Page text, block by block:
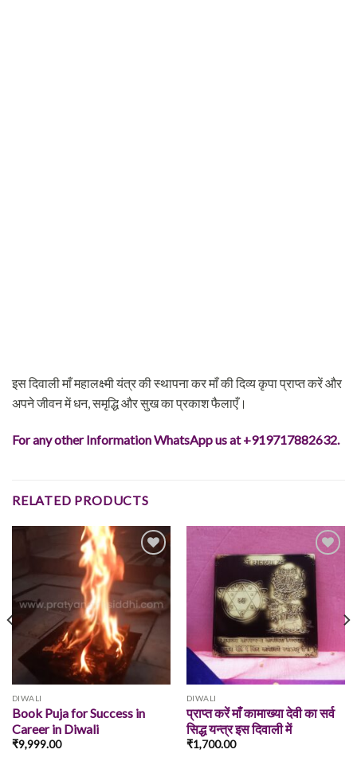
इस दिवाली माँ महालक्ष्मी यंत्र की स्थापना कर माँ की दिव्य कृपा प्राप्त करें और
अपने जीवन में धन, समृद्धि और सुख का प्रकाश फैलाएँ।
For any other Information WhatsApp us at +919717882632.
RELATED PRODUCTS
Add to
wishlist
DIWALI
Book Puja for Success in
Career in Diwali
₹9,999.00
DIWALI
प्राप्त करें माँ कामाख्या देवी का सर्व
सिद्ध यन्त्र इस दिवाली में
₹1,700.00